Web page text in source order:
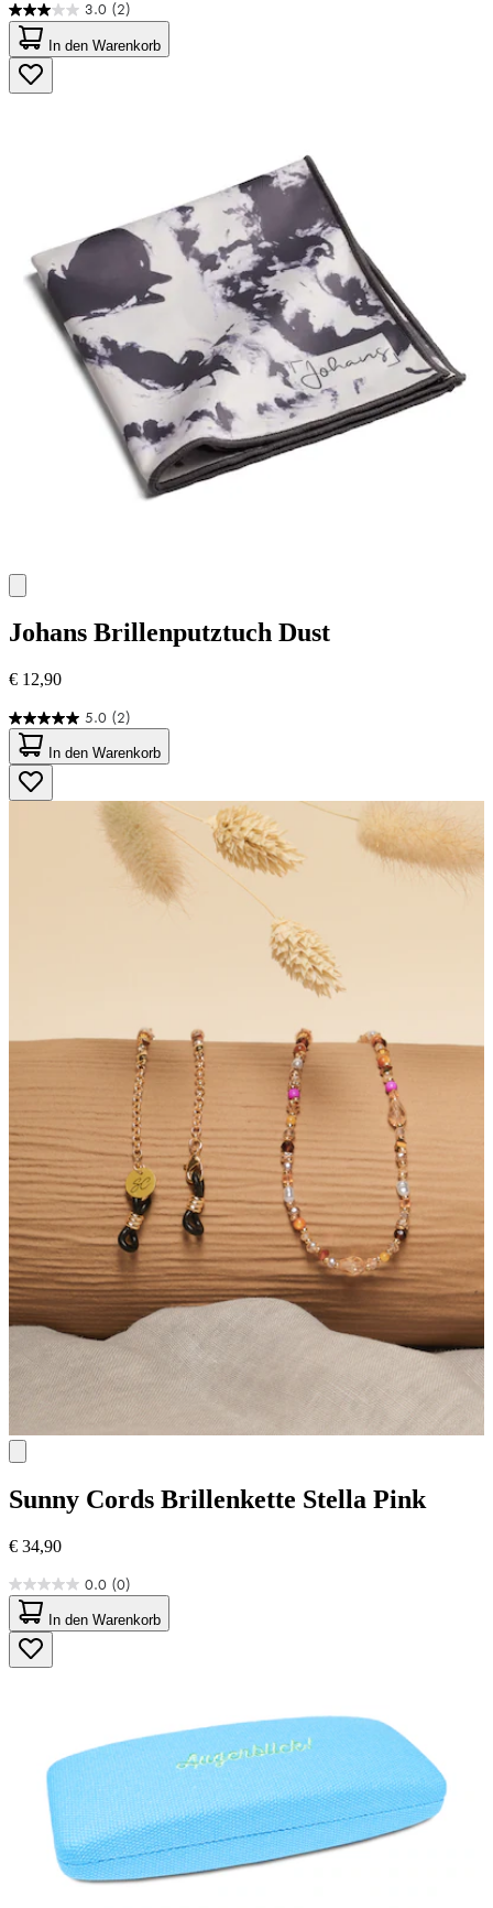
3.0 (2)
3.0
von
5
Sternen.
2
In den Warenkorb
Johans Brillenputztuch Dust
€ 12,90
5.0 (2)
5.0
von
5
Sternen.
2
Bewertungen
In den Warenkorb
Sunny Cords Brillenkette Stella Pink
€ 34,90
0.0 (0)
0.0
von
5
Sternen.
In den Warenkorb